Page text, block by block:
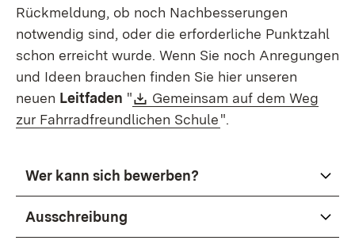
Rückmeldung, ob noch Nachbesserungen
notwendig sind, oder die erforderliche Punktzahl
schon erreicht wurde. Wenn Sie noch Anregungen
und Ideen brauchen finden Sie hier unseren
neuen Leitfaden " Download:
Gemeinsam auf dem Weg
zur Fahrradfreundlichen Schule(Öffnet in neuem
".
Wer kann sich bewerben?
Ausschreibung